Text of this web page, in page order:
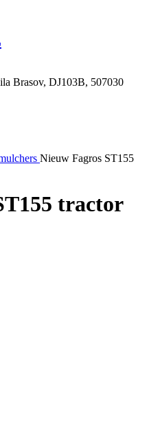
Brasov, DJ103B, 507030
Nieuw Fagros ST155
tractor